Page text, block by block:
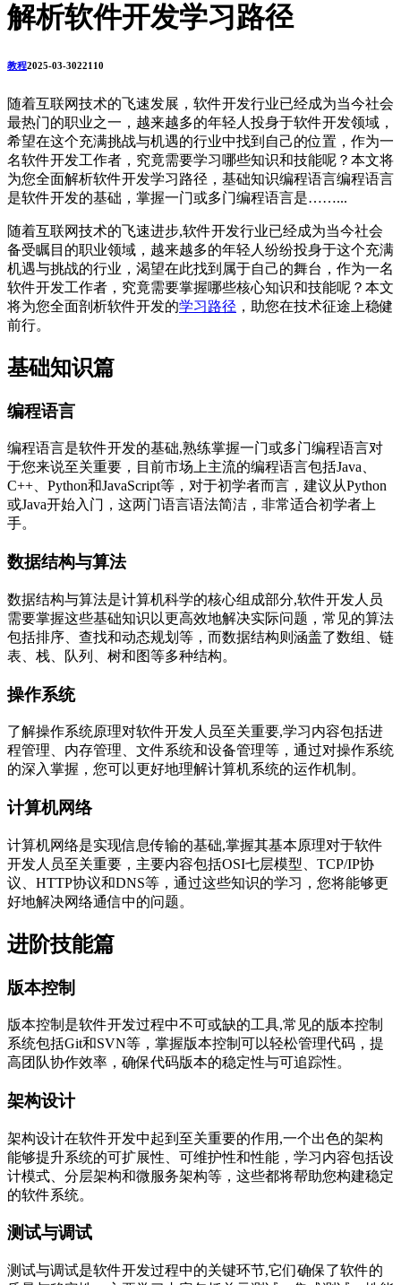
解析软件开发学习路径
教程2025-03-3022110
随着互联网技术的飞速发展，软件开发行业已经成为当今社会
最热门的职业之一，越来越多的年轻人投身于软件开发领域，
希望在这个充满挑战与机遇的行业中找到自己的位置，作为一
名软件开发工作者，究竟需要学习哪些知识和技能呢？本文将
为您全面解析软件开发学习路径，基础知识编程语言编程语言
是软件开发的基础，掌握一门或多门编程语言是……...
随着互联网技术的飞速进步,软件开发行业已经成为当今社会
备受瞩目的职业领域，越来越多的年轻人纷纷投身于这个充满
机遇与挑战的行业，渴望在此找到属于自己的舞台，作为一名
软件开发工作者，究竟需要掌握哪些核心知识和技能呢？本文
将为您全面剖析软件开发的学习路径 ，助您在技术征途上稳健
前行。
基础知识篇
编程语言
编程语言是软件开发的基础,熟练掌握一门或多门编程语言对
于您来说至关重要，目前市场上主流的编程语言包括Java、
C++、Python和JavaScript等，对于初学者而言，建议从Python
或Java开始入门，这两门语言语法简洁，非常适合初学者上
手。
数据结构与算法
数据结构与算法是计算机科学的核心组成部分,软件开发人员
需要掌握这些基础知识以更高效地解决实际问题，常见的算法
包括排序、查找和动态规划等，而数据结构则涵盖了数组、链
表、栈、队列、树和图等多种结构。
操作系统
了解操作系统原理对软件开发人员至关重要,学习内容包括进
程管理、内存管理、文件系统和设备管理等，通过对操作系统
的深入掌握，您可以更好地理解计算机系统的运作机制。
计算机网络
计算机网络是实现信息传输的基础,掌握其基本原理对于软件
开发人员至关重要，主要内容包括OSI七层模型、TCP/IP协
议、HTTP协议和DNS等，通过这些知识的学习，您将能够更
好地解决网络通信中的问题。
进阶技能篇
版本控制
版本控制是软件开发过程中不可或缺的工具,常见的版本控制
系统包括Git和SVN等，掌握版本控制可以轻松管理代码，提
高团队协作效率，确保代码版本的稳定性与可追踪性。
架构设计
架构设计在软件开发中起到至关重要的作用,一个出色的架构
能够提升系统的可扩展性、可维护性和性能，学习内容包括设
计模式、分层架构和微服务架构等，这些都将帮助您构建稳定
的软件系统。
测试与调试
测试与调试是软件开发过程中的关键环节,它们确保了软件的